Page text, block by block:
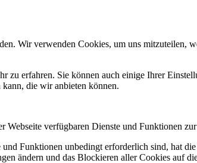
Wir verwenden Cookies, um uns mitzuteilen,
zu erfahren. Sie können auch einige Ihrer
die wir anbieten können.
verfügbaren Dienste und Funktionen
Funktionen unbedingt erforderlich sind, hat
ändern und das Blockieren aller Cookies auf